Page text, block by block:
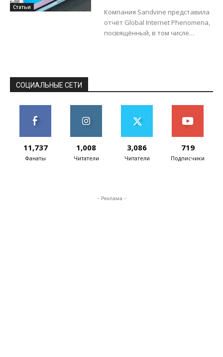
Статьи
сервисов привело к
пиратству
Компания Sandvine представила
отчёт Global Internet Phenomena,
посвящённый, в том числе
СОЦИАЛЬНЫЕ СЕТИ
11,737
Фанаты
1,008
Читатели
3,086
Читатели
719
Подписчики
- Реклама -